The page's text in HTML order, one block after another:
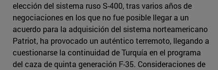
elección del sistema ruso S-400, tras varios años de
negociaciones en los que no fue posible llegar a un
acuerdo para la adquisición del sistema norteamericano
Patriot, ha provocado un auténtico terremoto, llegando a
cuestionarse la continuidad de Turquía en el programa
del caza de quinta generación F-35. Consideraciones de